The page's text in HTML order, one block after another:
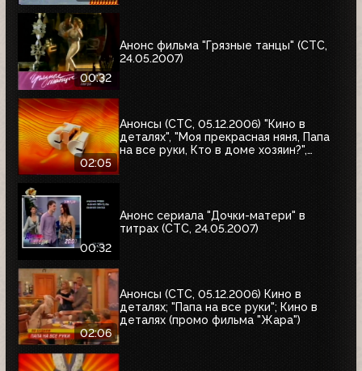
00:32
Анонс фильма "Грязные танцы" (СТС,
24.05.2007)
02:05
Анонсы (СТС, 05.12.2006) "Кино в
деталях", "Моя прекрасная няня, Папа
на все руки, Кто в доме хозяин?",
00:32
Анонс сериала "Дочки-матери" в
титрах (СТС, 24.05.2007)
02:06
Анонсы (СТС, 05.12.2006) Кино в
деталях; "Папа на все руки"; Кино в
деталях (промо фильма "Жара")